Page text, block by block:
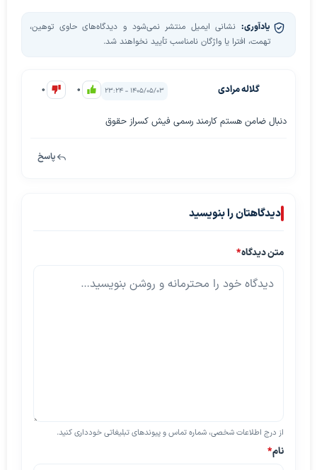
یادآوری: نشانی ایمیل منتشر نمی‌شود و دیدگاه‌های حاوی توهین،
تهمت، افترا یا واژگان نامناسب تأیید نخواهند شد.
گلاله مرادی ۱۴۰۵/۰۵/۰۳ - ۲۳:۲۴ 0
0
دنبال ضامن هستم کارمند رسمی فیش کسراز حقوق
پاسخ
دیدگاهتان را بنویسید
متن دیدگاه*
از درج اطلاعات شخصی، شماره تماس و پیوندهای تبلیغاتی خودداری کنید.
نام*